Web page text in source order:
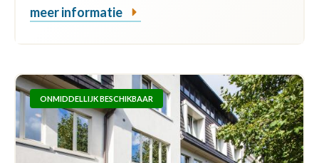
meer informatie
ONMIDDELLIJK BESCHIKBAAR